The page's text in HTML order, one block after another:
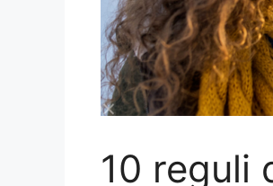
10 reguli